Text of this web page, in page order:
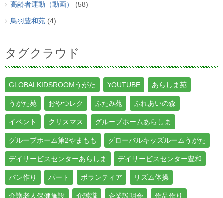
高齢者運動（動画） (58)
鳥羽豊和苑 (4)
タグクラウド
GLOBALKIDSROOMうがた YOUTUBE あらしま苑
うがた苑 おやつレク ふたみ苑 ふれあいの森
イベント クリスマス グループホームあらしま
グループホーム第2やまもも グローバルキッズルームうがた
デイサービスセンターあらしま デイサービスセンター豊和
パン作り パート ボランティア リズム体操
介護老人保健施設 介護職 企業説明会 作品作り